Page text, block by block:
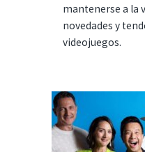
mantenerse a la
novedades y
videojuegos.